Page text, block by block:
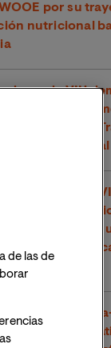
por su
nutricional
de VIU
del té verde
en niños con
Alcohólico Fetal
docente de
en Perú con
retos de la
José
el uso
de las de